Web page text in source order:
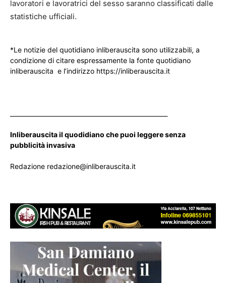
lavoratori e lavoratrici del sesso saranno classificati dalle
statistiche ufficiali.
*Le notizie del quotidiano inliberauscita sono utilizzabili, a
condizione di citare espressamente la fonte quotidiano
inliberauscita e l’indirizzo https://inliberauscita.it
Inliberauscita il quodidiano che puoi leggere senza
pubblicità invasiva
Redazione redazione@inliberauscita.it